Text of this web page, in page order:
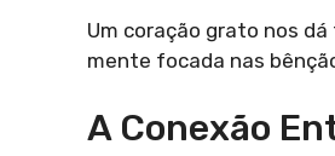
Um coração grato nos
mente focada nas
A Conexão